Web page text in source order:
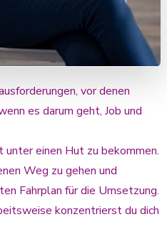
vor denen
es darum geht, Job und
einen Hut zu bekommen.
Weg zu gehen und
Fahrplan für die Umsetzung.
konzentrierst du dich